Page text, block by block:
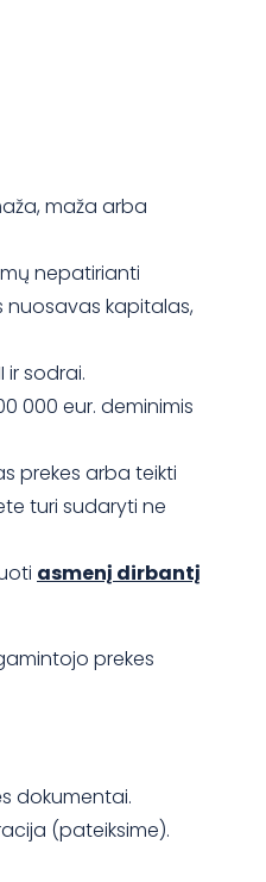
maža arba
nepatirianti
nuosavas kapitalas,
sodrai.
000 eur. deminimis
prekes arba teikti
turi sudaryti ne
asmenį dirbantį
prekes
dokumentai.
(pateiksime).